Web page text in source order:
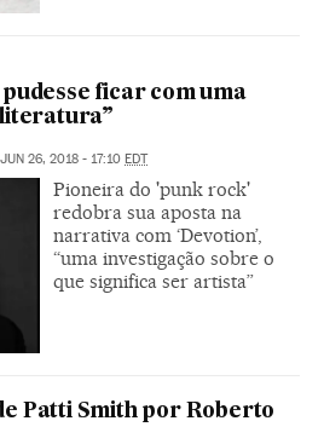
pudesse ficar com uma
literatura”
JUN 26, 2018 - 17:10 EDT
Pioneira do 'punk rock'
redobra sua aposta na
narrativa com ‘Devotion’,
“uma investigação sobre o
que significa ser artista”
Patti Smith por Roberto